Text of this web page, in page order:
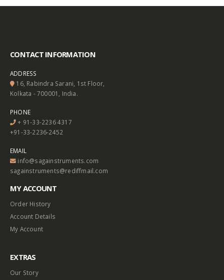
CONTACT INFORMATION
ADDRESS
16, Rabindra Sarani, 1st Floor,
Kolkata - 700001, India.
PHONE
+ 91-33-2236 4317
+91-33-2236-2452
EMAIL
info@sagainstruments.com
sagainstruments@rediffmail.com
MY ACCOUNT
Order History
Account Details
My Account
EXTRAS
Our Story